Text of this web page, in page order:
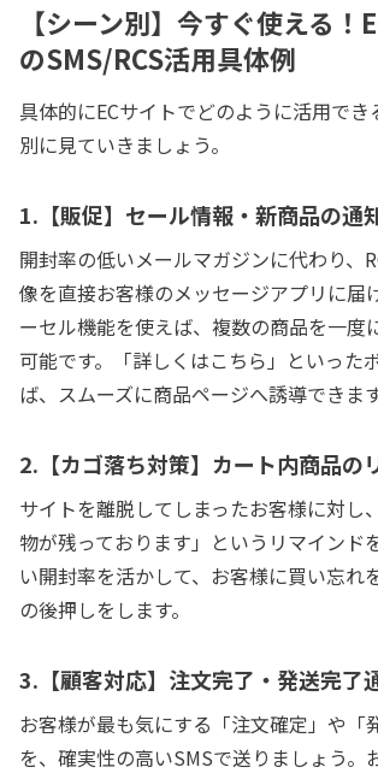
【シーン別】今すぐ使える！
のSMS/RCS活用具体例
具体的にECサイトでどのように活用でき
別に見ていきましょう。
1.【販促】セール情報・新商品の通
開封率の低いメールマガジンに代わり、
像を直接お客様のメッセージアプリに届
ーセル機能を使えば、複数の商品を一度
可能です。「詳しくはこちら」といった
ば、スムーズに商品ページへ誘導できます
2.【カゴ落ち対策】カート内商品の
サイトを離脱してしまったお客様に対し
物が残っております」というリマインド
い開封率を活かして、お客様に買い忘れ
の後押しをします。
3.【顧客対応】注文完了・発送完了
お客様が最も気にする「注文確定」や「
を、確実性の高いSMSで送りましょう。